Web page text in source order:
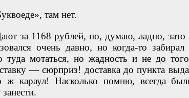
там нет.
за 1168 рублей, но, думаю, ладно, зато
очень давно, но когда-то
туда мотаться, но жадность и не до
— сюрприз! доставка до пункта
ж караул! Насколько помню, всегда